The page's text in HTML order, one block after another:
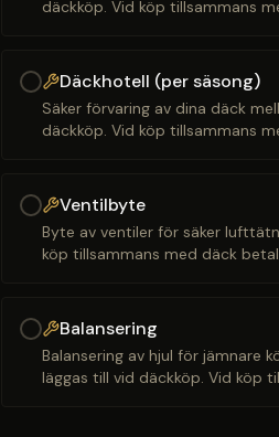
däckköp. Vid köp tillsammans
Däckhotell (per säsong)
Säker förvaring av dina däck
däckköp. Vid köp tillsammans
Ventilbyte
Byte av ventiler för säker
köp tillsammans med däck
Balansering
Balansering av hjul för jämnare
läggas till vid däckköp. Vid köp